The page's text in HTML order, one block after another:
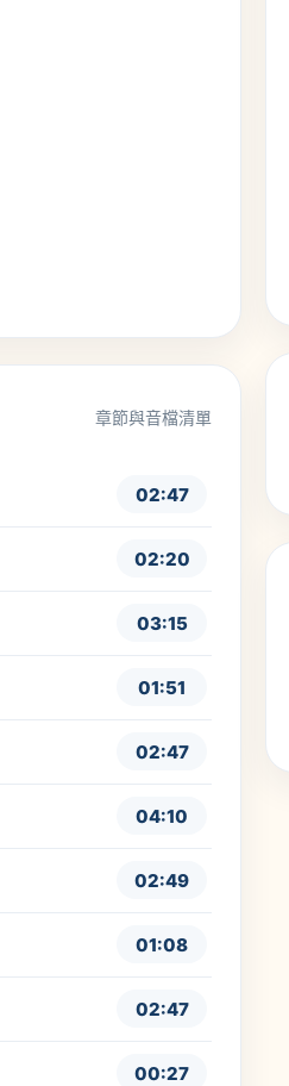
章節與音檔清單
02:47
02:20
03:15
01:51
02:47
04:10
02:49
01:08
02:47
00:27